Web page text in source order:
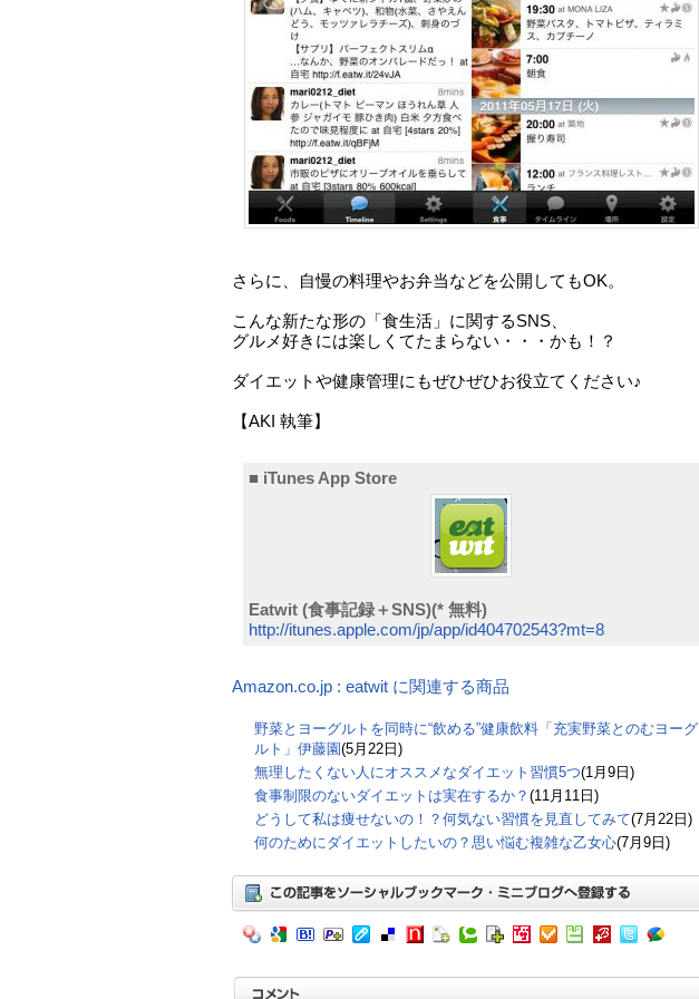
さらに、自慢の料理やお弁当などを公開してもOK。
こんな新たな形の「食生活」に関するSNS、
グルメ好きには楽しくてたまらない・・・かも！？
ダイエットや健康管理にもぜひぜひお役立てください♪
【AKI 執筆】
■ iTunes App Store
Eatwit (食事記録＋SNS)(* 無料)
http://itunes.apple.com/jp/app/id404702543?mt=8
Amazon.co.jp : eatwit に関連する商品
野菜とヨーグルトを同時に“飲める”健康飲料「充実野菜とのむヨーグ
ルト」伊藤園(5月22日)
無理したくない人にオススメなダイエット習慣5つ(1月9日)
食事制限のないダイエットは実在するか？ (11月11日)
どうして私は痩せないの！？何気ない習慣を見直してみて(7月22日)
何のためにダイエットしたいの？思い悩む複雑な乙女心(7月9日)